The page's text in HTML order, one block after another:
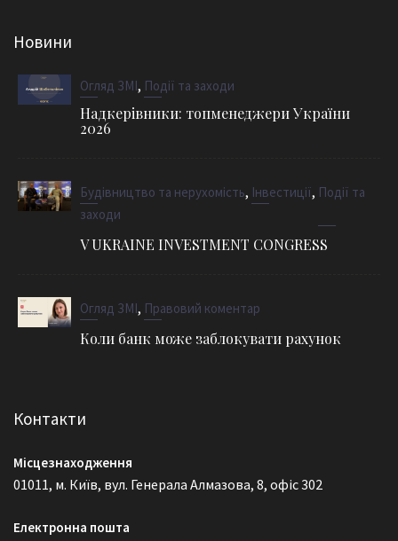
Новини
Огляд ЗМІ, Події та заходи
Надкерівники: топменеджери України
2026
Будівництво та нерухомість, Інвестиції, Події та
заходи
V UKRAINE INVESTMENT CONGRESS
Огляд ЗМІ, Правовий коментар
Коли банк може заблокувати рахунок
Контакти
Місцезнаходження
01011, м. Київ, вул. Генерала Алмазова, 8, офіс 302
Електронна пошта